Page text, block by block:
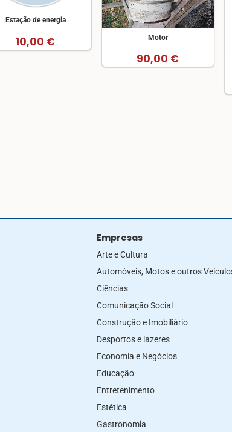
Estação de energia
10,00 € Motor
90,00 €
Empresas
Arte e Cultura
Automóveis, Motos e outros
Ciências
Comunicação Social
Construção e Imobiliário
Desportos e lazeres
Economia e Negócios
Educação
Entretenimento
Estética
Gastronomia